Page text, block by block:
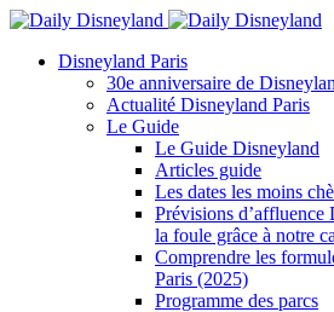
Disneyland Paris
30e anniversaire de
Actualité Disneyland Paris
Le Guide
Le Guide Disneyland
Articles guide
Les dates les moins
Prévisions d’affluence
la foule grâce à notre
Comprendre les
Paris (2025)
Programme des parcs